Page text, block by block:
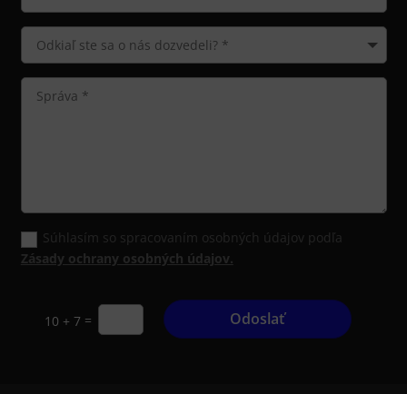
Súhlasím so spracovaním osobných údajov podľa
Zásady ochrany osobných údajov.
10 + 7 = Odoslať